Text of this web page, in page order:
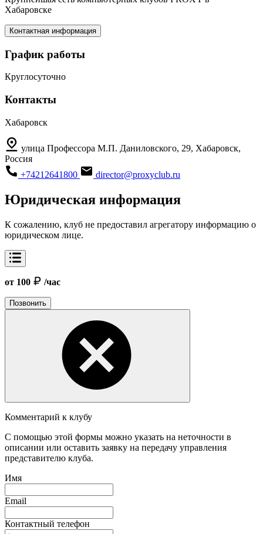
Хабаровске
Контактная информация
График работы
Круглосуточно
Контакты
Хабаровск
улица Профессора М.П. Даниловского, 29, Хабаровск,
Россия
+74212641800
director@proxyclub.ru
Юридическая информация
К сожалению, клуб не предоставил агрегатору информацию о
юридическом лице.
от 100 /час
Позвонить
Комментарий к клубу
С помощью этой формы можно указать на неточности в
описании или оставить заявку на передачу управления
представителю клуба.
Имя
Email
Контактный телефон